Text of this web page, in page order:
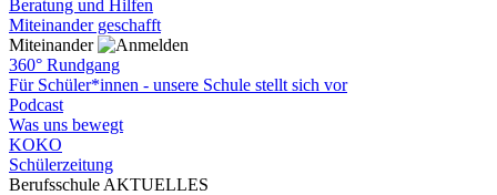
Beratung und Hilfen
Miteinander geschafft
Miteinander
360° Rundgang
Für Schüler*innen - unsere Schule stellt sich vor
Podcast
Was uns bewegt
KOKO
Schülerzeitung
Berufsschule AKTUELLES